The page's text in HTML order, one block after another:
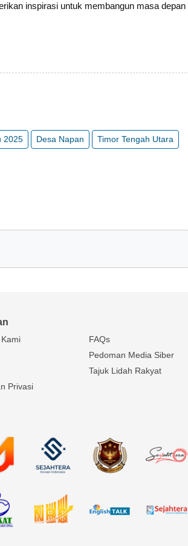
inspirasi untuk membangun masa depan
2025 Desa Napan Timor Tengah Utara
Privasi
FAQs
Pedoman Media Siber
Tajuk Lidah Rakyat